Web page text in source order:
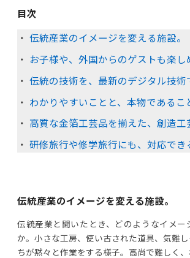
目次
伝統産業のイメージを変える施設。
お子様や、外国からのゲストも楽し
伝統の技術を、最新のデジタル技術
わかりやすいことと、本物であるこ
高質な金箔工芸品を揃えた、創造工
研修旅行や修学旅行にも、対応でき
伝統産業のイメージを変える施設。
伝統産業と聞いたとき、どのようなイメー
か。小さな工房、使い古された道具、気難
ちが黙々と作業をする様子。高尚で難しく